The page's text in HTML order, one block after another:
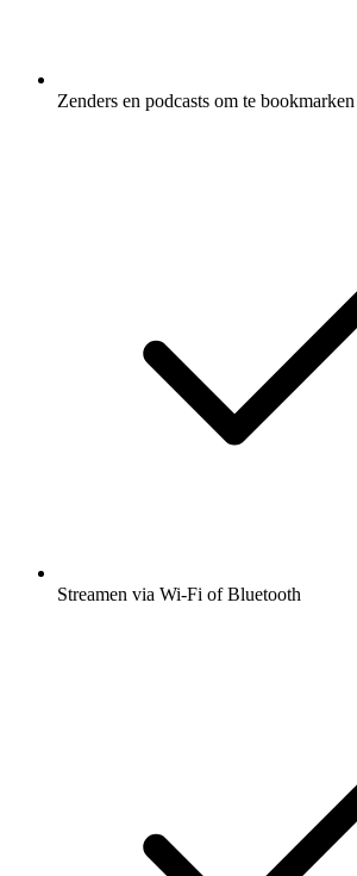
Zenders en podcasts om te bookmarken
Streamen via Wi-Fi of Bluetooth